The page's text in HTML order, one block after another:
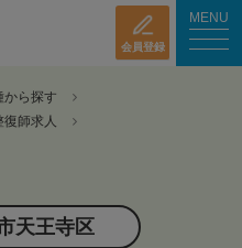
会員登録
MENU
から探す
復師求人
天王寺区